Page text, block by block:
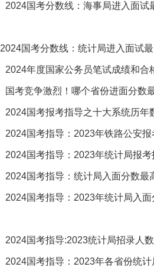
2024国考分数线：海事局进入面试
2024国考分数线：统计局进入面试
2024年度国家公务员笔试成绩和合
国考竞争激烈！哪个省份进面分数
2024国考报考指导之十大系统历年
2024国考指导：2023年铁路公安
2024国考指导：2023年统计局报
2024国考指导：统计局入面分数最
2024国考指导：2023年统计局入
2024国考指导:2023统计局招录人
2024国考指导：2023年各省份统